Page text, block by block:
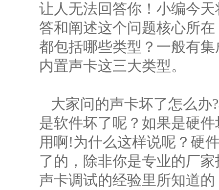
让人无法回答你！小编今
答和阐述这个问题核心所
都包括哪些类型？一般有
内置声卡这三大类型。
大家问的声卡坏了怎么办
是软件坏了呢？如果是硬
用啊!为什么这样说呢？硬
了的，除非你是专业的厂
声卡调试的经验里所知道